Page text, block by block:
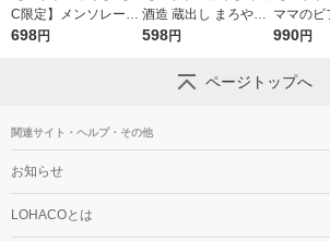
C限定】メンソレータ
ム グリーンネイチャ
698円
酒造 蔵出し まろやか
あんず酒 1000ml 1本
598円
ママのビ
葉酸プラ
妊娠期か
サプリメ
990円
ページトップへ
関連サイト・ヘルプ・その他
お知らせ
LOHACOとは